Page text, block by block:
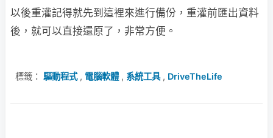
以後重灌記得就先到這裡來進行備份，重灌前匯出資料
後，就可以直接還原了，非常方便。
標籤： 驅動程式, 電腦軟體, 系統工具, DriveTheLife